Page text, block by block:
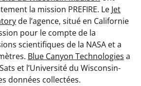
la mission PREFIRE. Le Jet
de l’agence, situé en Californie
pour le compte de la
scientifiques de la NASA et a
Blue Canyon Technologies a
et l’Université du Wisconsin-
données collectées.